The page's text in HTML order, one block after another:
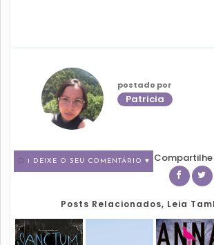
postado por
Patricia
1 DEIXE O SEU COMENTÁRIO ♥ Compartilhe
Posts Relacionados, Leia